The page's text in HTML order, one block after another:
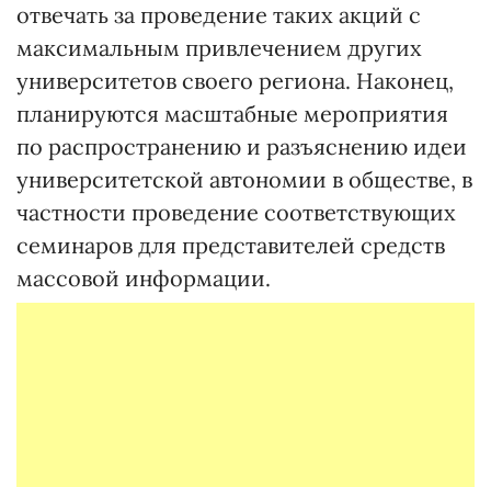
отвечать за проведение таких акций с
максимальным привлечением других
университетов своего региона. Наконец,
планируются масштабные мероприятия
по распространению и разъяснению идеи
университетской автономии в обществе, в
частности проведение соответствующих
семинаров для представителей средств
массовой информации.